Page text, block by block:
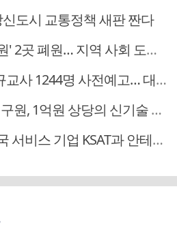
도시 교통정책 새판 짠다
곳 폐원… 지역 사회 도마 위
명 사전예고… 대전 초등 34명서 4명으로
원 상당의 신기술 기업 이전 완료
기업 KSAT과 안테나 6기 계약 체결